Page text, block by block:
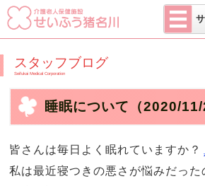
医
スタッフブログ
Seifukai Medical Corporation
睡眠について （2020/11/
皆さんは毎日よく眠れていますか？
私は最近寝つきの悪さが悩みだった